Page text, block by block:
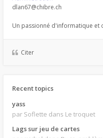
dlan67@chibre.ch
Un passionné d'informatique et
Citer
Recent topics
yass
par Soflette dans Le troquet
Lags sur jeu de cartes